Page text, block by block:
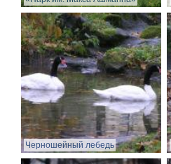
Черношейный лебедь